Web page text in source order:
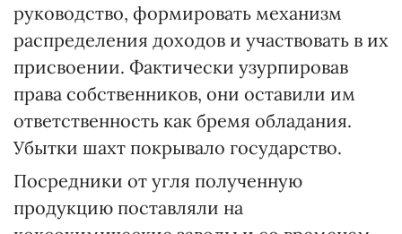
руководство, формировать механизм
распределения доходов и участвовать в их
присвоении. Фактически узурпировав
права собственников, они оставили им
ответственность как бремя обладания.
Убытки шахт покрывало государство.
Посредники от угля полученную
продукцию поставляли на